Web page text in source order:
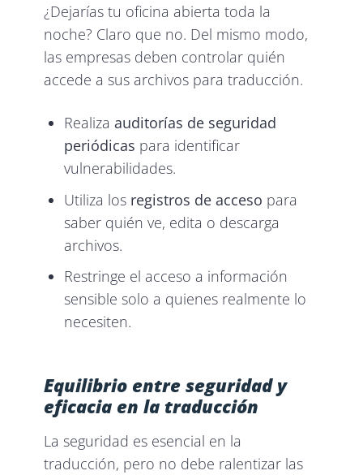
¿Dejarías tu oficina abierta toda la
noche? Claro que no. Del mismo modo,
las empresas deben controlar quién
accede a sus archivos para traducción.
Realizaauditorías de seguridad
periódicas para identificar
vulnerabilidades.
Utiliza los registros de acceso para
saber quién ve, edita o descarga
archivos.
Restringe el acceso a información
sensible solo a quienes realmente lo
necesiten.
Equilibrio entre seguridad y
eficacia en la traducción
La seguridad es esencial en la
traducción, pero no debe ralentizar las